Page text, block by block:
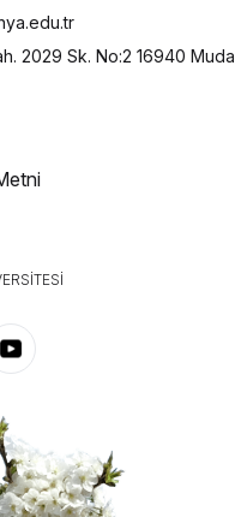
2029 Sk. No:2 16940